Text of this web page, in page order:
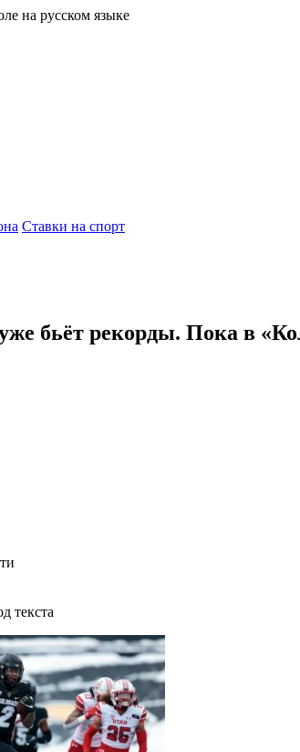
на русском языке
Ставки на спорт
бьёт рекорды. Пока в
текста